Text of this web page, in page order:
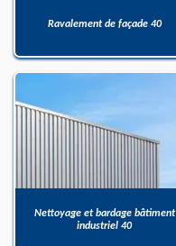
Ravalement de façade 40
Nettoyage et bardage bâtiment
industriel 40